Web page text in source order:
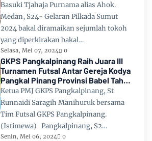
Basuki Tjahaja Purnama alias Ahok.
Medan, S24- Gelaran Pilkada Sumut
2024 bakal diramaikan sejumlah tokoh
yang diperkirakan bakal…
Selasa, Mei 07, 2024 0
GKPS Pangkalpinang Raih Juara III
Turnamen Futsal Antar Gereja Kodya
Pangkal Pinang Provinsi Babel Tahun
2024
Ketua PMJ GKPS Pangkalpinang, St
Runnaidi Saragih Manihuruk bersama
Tim Futsal GKPS Pangkalpinang.
(Istimewa) Pangkalpinang, S2…
Senin, Mei 06, 2024 0